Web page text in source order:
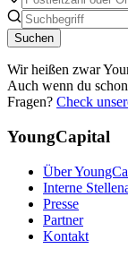
Suchen
Wir heißen zwar
Auch wenn du
Fragen? Check
YoungCapital
Über
Interne
Presse
Partner
Kontakt